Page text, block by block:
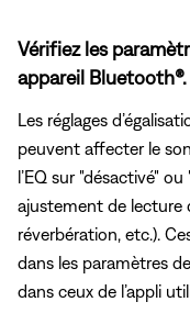
Vérifiez les
appareil Bluetooth®.
Les réglages
peuvent affecter le
l’EQ sur "désactivé"
ajustement de lecture
réverbération, etc.).
dans les paramètres
dans ceux de l’appli